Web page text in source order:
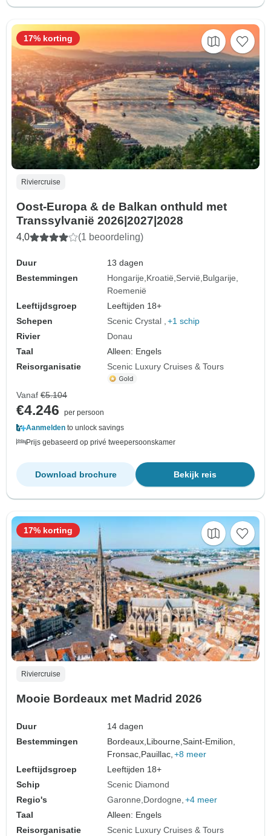
Riviercruise
Oost-Europa & de Balkan onthuld met
Transsylvanië 2026|2027|2028
4,0 (1 beoordeling)
Duur
13 dagen
Bestemmingen
Hongarije Kroatië Servië Bulgarije
Roemenië
Leeftijdsgroep
Leeftijden 18+
Schepen
Scenic Crystal
+1 schip
Rivier
Donau
Taal
Alleen: Engels
Reisorganisatie
Scenic Luxury Cruises & Tours
17% korting
Vanaf €5.104
€4.246
per persoon
Aanmelden to unlock savings
Prijs gebaseerd op privé tweepersoonskamer
Bekijk reis
Download brochure
Riviercruise
Mooie Bordeaux met Madrid 2026
Duur
14 dagen
Bestemmingen
Bordeaux,Libourne,Saint-Emilion,
Fronsac,Pauillac, +8 meer
Leeftijdsgroep
Leeftijden 18+
Schip
Scenic Diamond
Regio's
Garonne Dordogne +4 meer
Taal
Alleen: Engels
Reisorganisatie
Scenic Luxury Cruises & Tours
17% korting